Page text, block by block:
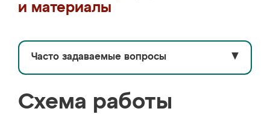
и материалы
Часто задаваемые вопросы ▼
Схема работы